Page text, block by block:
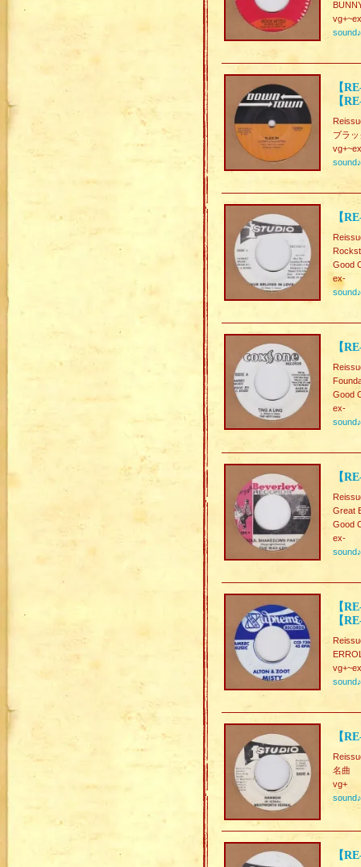
sound♪
【
【
ブラ
sound♪
【
Good
ex-
sound♪
【
Good
ex-
sound♪
【
Great
Good
ex-
sound♪
【
【
sound♪
【
名曲
vg+
sound♪
【